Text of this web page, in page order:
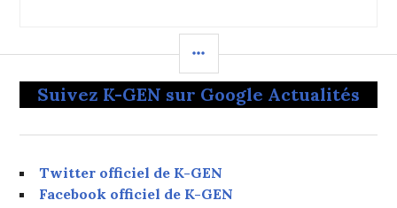
LATÉRALE
Suivez K-GEN sur Google Actualités
Twitter officiel de K-GEN
Facebook officiel de K-GEN